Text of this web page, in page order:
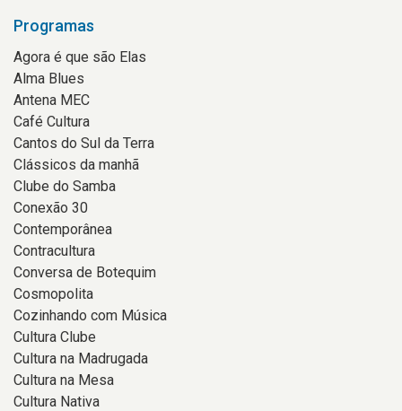
Programas
Agora é que são Elas
Alma Blues
Antena MEC
Café Cultura
Cantos do Sul da Terra
Clássicos da manhã
Clube do Samba
Conexão 30
Contemporânea
Contracultura
Conversa de Botequim
Cosmopolita
Cozinhando com Música
Cultura Clube
Cultura na Madrugada
Cultura na Mesa
Cultura Nativa